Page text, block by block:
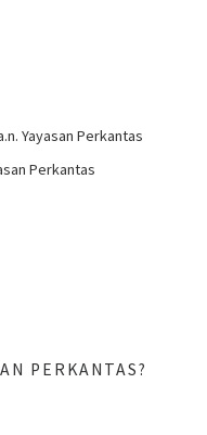
Yayasan Perkantas
Perkantas
PERKANTAS?